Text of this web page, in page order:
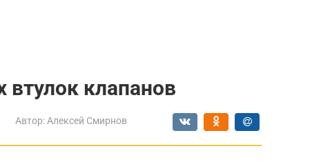
клапанов
Автор: Алексей Смирнов